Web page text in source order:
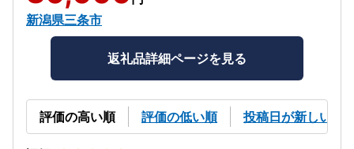
新潟県三条市
返礼品詳細ページを見る
評価の高い順 評価の低い順 投稿日が新しい順